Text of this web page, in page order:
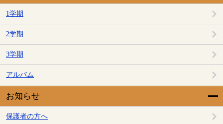
1学期
2学期
3学期
アルバム
お知らせ
保護者の方へ